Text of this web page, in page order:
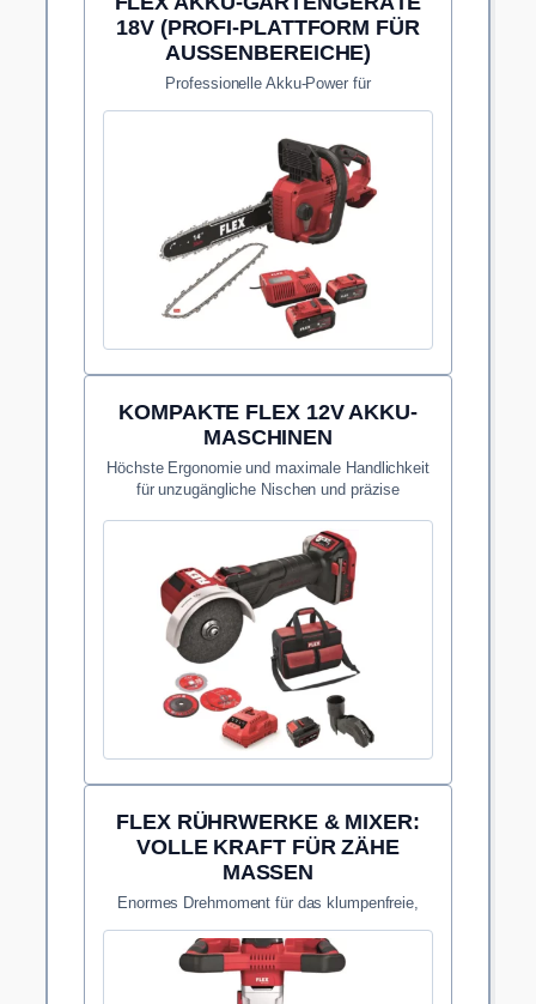
18V (PROFI-PLATTFORM FÜR
AUSSENBEREICHE)
Professionelle Akku-Power für
KOMPAKTE FLEX 12V AKKU-
MASCHINEN
Höchste Ergonomie und maximale Handlichkeit
für unzugängliche Nischen und präzise
FLEX RÜHRWERKE & MIXER:
VOLLE KRAFT FÜR ZÄHE
MASSEN
Enormes Drehmoment für das klumpenfreie,
Spachtelmassen.